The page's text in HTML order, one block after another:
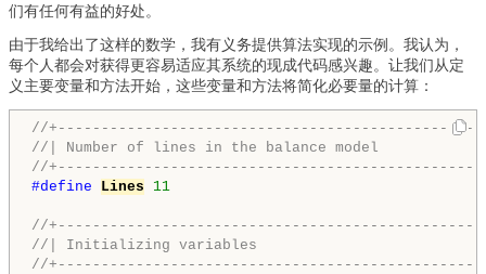
们有任何有益的好处。
由于我给出了这样的数学，我有义务提供算法实现的示例。我认为，
每个人都会对获得更容易适应其系统的现成代码感兴趣。让我们从定
义主要变量和方法开始，这些变量和方法将简化必要量的计算：
//
//| Number of lines in the balance model
//
#define
Lines 11
//
//| Initializing variables
//